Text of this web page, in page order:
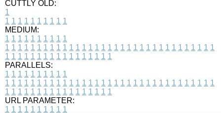
CUTTLY OLD:
1
1 1 1 1 1 1 1 1 1 1
MEDIUM:
1 1 1 1 1 1 1 1 1 1
1 1 1 1 1 1 1 1 1 1 1 1 1 1 1 1 1 1 1 1 1 1 1 1 1 1 1 1 1 1 1 1 1
1 1 1 1 1 1 1 1 1 1 1 1 1 1 1 1 1
PARALLELS:
1 1 1 1 1 1 1 1 1 1
1 1 1 1 1 1 1 1 1 1 1 1 1 1 1 1 1 1 1 1 1 1 1 1 1 1 1 1 1 1 1 1 1
1 1 1 1 1 1 1 1 1 1 1 1 1 1 1 1 1
URL PARAMETER:
1 1 1 1 1 1 1 1 1 1